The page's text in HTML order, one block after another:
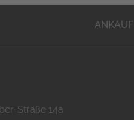
ANKAUF
Straße 14a